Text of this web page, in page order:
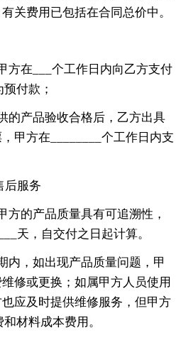
关费用已包括在合同总价中。
方在___个工作日内向乙方支付
付款；
的产品验收合格后，乙方出具
甲方在________个工作日内支
后服务
方的产品质量具有可追溯性，
天，自交付之日起计算。
内，如出现产品质量问题，甲
修或更换；如属甲方人员使用
应及时提供维修服务，但甲方
材料成本费用。